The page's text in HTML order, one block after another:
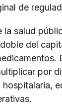
de
la salud
del
por